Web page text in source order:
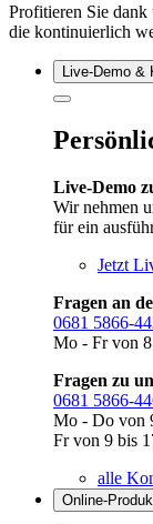
Profitieren Sie dank
die kontinuierlich
Live‑Demo
Live-Demo
Wir nehmen
für ein
Jetzt
Fragen an
0681 5866-
Mo - Fr von
Fragen zu
0681 5866-
Mo - Do von
Fr von 9 bis
alle
Online-